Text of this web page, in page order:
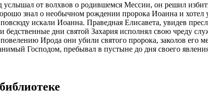
от волхвов о родившемся Мессии, он решил
знал о необычном рождении пророка Иоанна и хотел
искали Иоанна. Праведная Елисавета, увидев
бедственные дни святой Захария исполнял свою чреду
Ирода они убили святого пророка, заколов его
Господом, пребывал в пустыне до дня своего